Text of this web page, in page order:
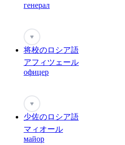
генерал
♥
将校のロシア語
アフィツェール
офицер
♥
少佐のロシア語
マィオール
майор